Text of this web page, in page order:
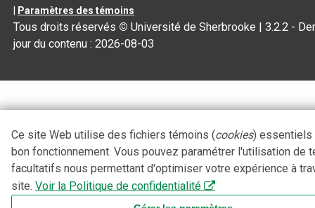
| Paramètres des témoins
Tous droits réservés © Université de Sherbrooke |3.2.2 -
jour du contenu :2026-08-03
Ce site Web utilise des fichiers témoins (cookies) essentiels
bon fonctionnement. Vous pouvez paramétrer l'utilisation de
facultatifs nous permettant d'optimiser votre expérience à
site. Voir la Politique de confidentialité